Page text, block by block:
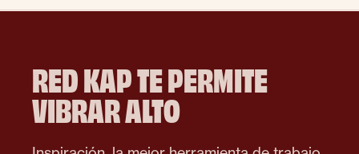
RED KAP TE PERMITE
VIBRAR ALTO